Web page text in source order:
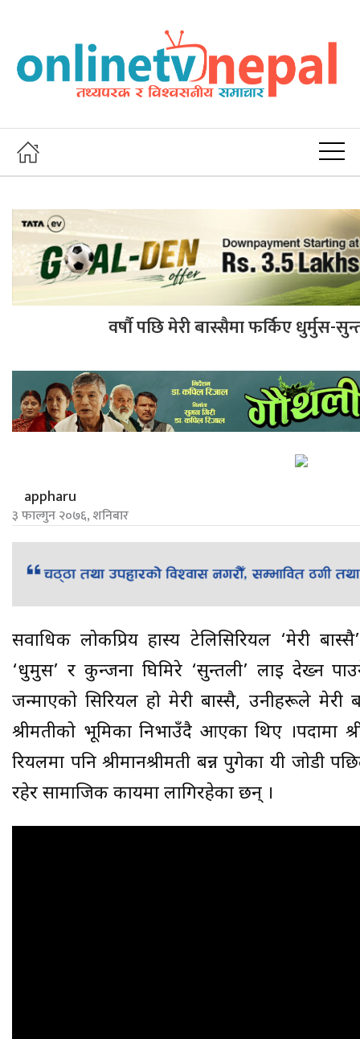
वर्षाै पछि मेरी बास्सैमा फर्किए धुर्मुस-
appharu
३ फाल्गुन २०७६, शनिबार
सर्वाधिक लोकप्रिय हास्य टेलिसिरियल ‘मेरी
‘धुर्मुस’ र कुन्जना घिमिरे ‘सुन्तली’ लाई देख्न
जन्माएको सिरियल हो मेरी बास्सै, उनीहरूले मेरी
श्रीमतीको भूमिका निभाउँदै आएका थिए ।पर्दामा
रियलमा पनि श्रीमानश्रीमती बन्न पुगेका यी जोडी
रहेर सामाजिक कार्यमा लागिरहेका छन् ।